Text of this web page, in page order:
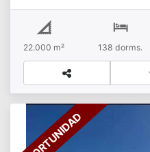
parte superior de 600
Casino, restaurante de
áreas verdes y
con 315 M2.*. Salón de
HABITACIONES SE
Habitaciones Balcón
Suite.*. 40 Habitaciones
Habitaciones
Estudio.*. 10
plusvalía esta que,
22.000 m² 138dorms.